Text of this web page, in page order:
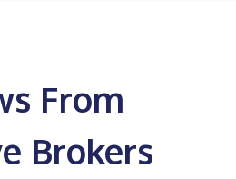
From
Brokers